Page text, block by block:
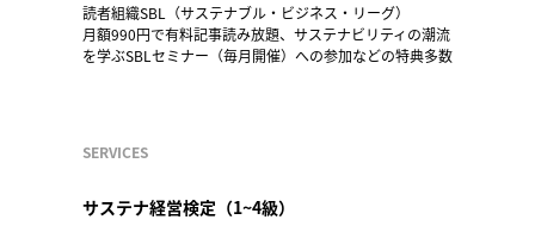
読者組織SBL（サステナブル・ビジネス・リーグ）
月額990円で有料記事読み放題、サステナビリティの潮流
を学ぶSBLセミナー（毎月開催）への参加などの特典多数
SERVICES
サステナ経営検定（1~4級）